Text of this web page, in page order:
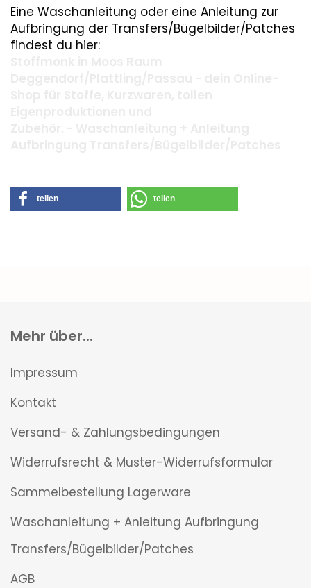
Eine Waschanleitung oder eine Anleitung zur
Aufbringung der Transfers/Bügelbilder/Patches
findest du hier:
teilen teilen
Mehr über...
Impressum
Kontakt
Versand- & Zahlungsbedingungen
Widerrufsrecht & Muster-Widerrufsformular
Sammelbestellung Lagerware
Waschanleitung + Anleitung Aufbringung
Transfers/Bügelbilder/Patches
AGB